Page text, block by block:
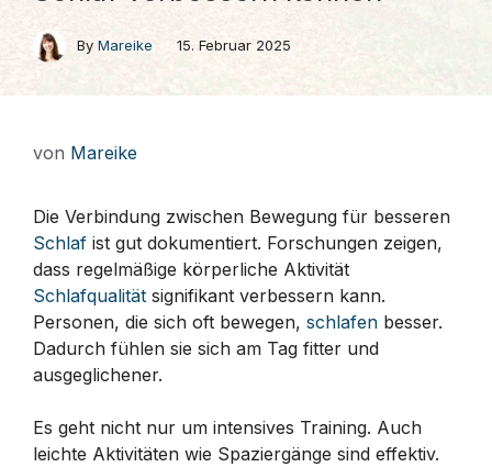
By Mareike 15. Februar 2025
von Mareike
Die Verbindung zwischen Bewegung für besseren
Schlaf ist gut dokumentiert. Forschungen zeigen,
dass regelmäßige körperliche Aktivität
Schlafqualität signifikant verbessern kann.
Personen, die sich oft bewegen, schlafen besser.
Dadurch fühlen sie sich am Tag fitter und
ausgeglichener.
Es geht nicht nur um intensives Training. Auch
leichte Aktivitäten wie Spaziergänge sind effektiv.